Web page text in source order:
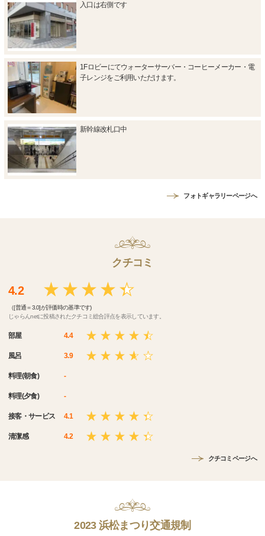
入口は右側です
1Fロビーにてウォーターサーバー・コーヒーメーカー・電
子レンジをご利用いただけます。
新幹線改札口中
フォトギャラリーページへ
クチコミ
4.2
（[普通＝3.0]が評価時の基準です)
じゃらんnetに投稿されたクチコミ総合評点を表示しています。
部屋 4.4
風呂 3.9
料理(朝食) -
料理(夕食) -
接客・サービス 4.1
清潔感 4.2
クチコミページへ
2023 浜松まつり交通規制